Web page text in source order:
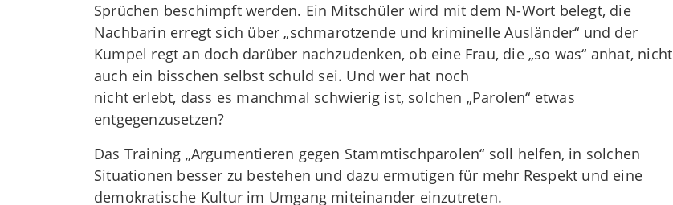
Sprüchen beschimpft werden. Ein Mitschüler wird mit dem N-Wort belegt, die
Nachbarin erregt sich über „schmarotzende und kriminelle Ausländer“ und der
Kumpel regt an doch darüber nachzudenken, ob eine Frau, die „so was“ anhat, nicht
auch ein bisschen selbst schuld sei. Und wer hat noch
nicht erlebt, dass es manchmal schwierig ist, solchen „Parolen“ etwas
entgegenzusetzen?
Das Training „Argumentieren gegen Stammtischparolen“ soll helfen, in solchen
Situationen besser zu bestehen und dazu ermutigen für mehr Respekt und eine
demokratische Kultur im Umgang miteinander einzutreten.